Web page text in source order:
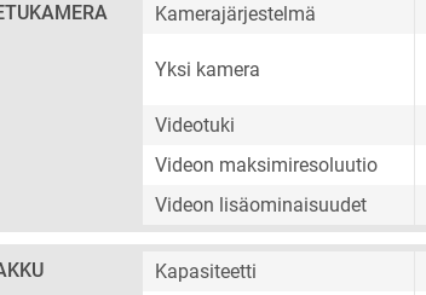
Kamerajärjestelmä
Yksi kamera
Videotuki
Videon maksimiresoluutio
Videon lisäominaisuudet
Kapasiteetti